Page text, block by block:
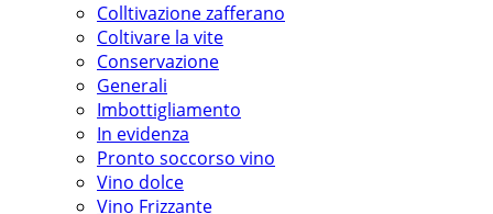
Colltivazione zafferano
Coltivare la vite
Conservazione
Generali
Imbottigliamento
In evidenza
Pronto soccorso vino
Vino dolce
Vino Frizzante